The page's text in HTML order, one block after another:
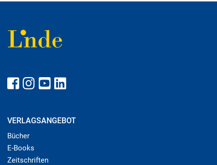
VERLAGSANGEBOT
Bücher
E-Books
Zeitschriften